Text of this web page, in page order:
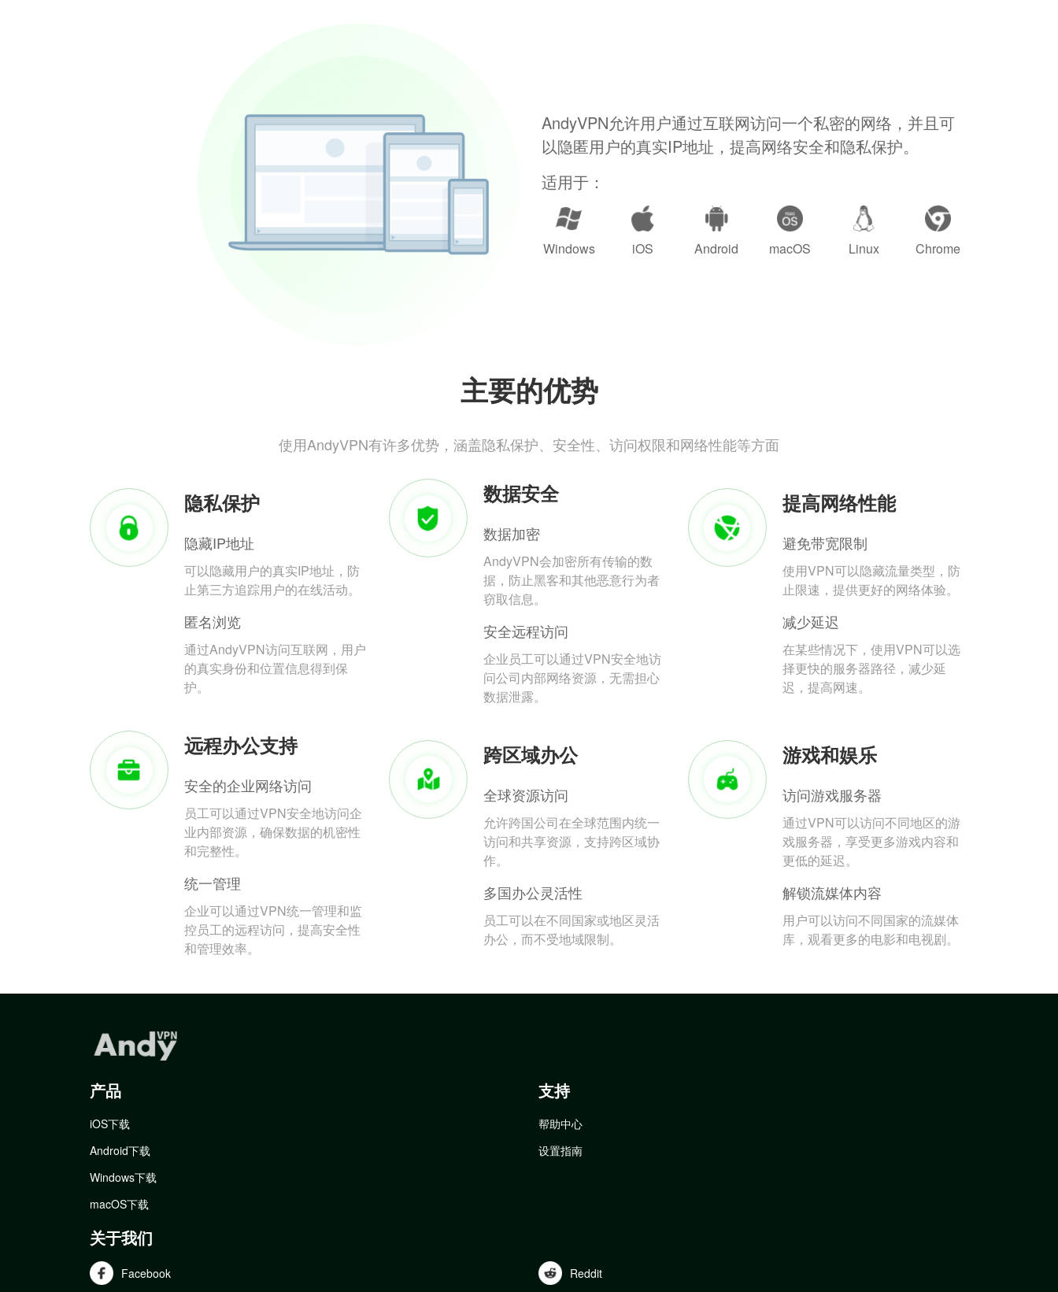
AndyVPN允许用户通过互联网访问一个私密的网络，并且可
以隐匿用户的真实IP地址，提高网络安全和隐私保护。
适用于：
Windows iOS Android macOS Linux Chrome
主要的优势
使用AndyVPN有许多优势，涵盖隐私保护、安全性、访问权限和网络性能等方面
隐私保护
隐藏IP地址
可以隐藏用户的真实IP地址，防
止第三方追踪用户的在线活动。
匿名浏览
通过AndyVPN访问互联网，用户
的真实身份和位置信息得到保
护。
数据安全
数据加密
AndyVPN会加密所有传输的数
据，防止黑客和其他恶意行为者
窃取信息。
安全远程访问
企业员工可以通过VPN安全地访
问公司内部网络资源，无需担心
数据泄露。
提高网络性能
避免带宽限制
使用VPN可以隐藏流量类型，防
止限速，提供更好的网络体验。
减少延迟
在某些情况下，使用VPN可以选
择更快的服务器路径，减少延
迟，提高网速。
远程办公支持
安全的企业网络访问
员工可以通过VPN安全地访问企
业内部资源，确保数据的机密性
和完整性。
统一管理
企业可以通过VPN统一管理和监
控员工的远程访问，提高安全性
和管理效率。
跨区域办公
全球资源访问
允许跨国公司在全球范围内统一
访问和共享资源，支持跨区域协
作。
多国办公灵活性
员工可以在不同国家或地区灵活
办公，而不受地域限制。
游戏和娱乐
访问游戏服务器
通过VPN可以访问不同地区的游
戏服务器，享受更多游戏内容和
更低的延迟。
解锁流媒体内容
用户可以访问不同国家的流媒体
库，观看更多的电影和电视剧。
产品
iOS下载
Android下载
Windows下载
macOS下载
支持
帮助中心
设置指南
关于我们
Facebook Reddit